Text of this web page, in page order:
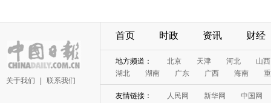
关于我们 联系我们
首页 时政 资讯 财经
地方频道： 北京 天津 河北
山西
湖北
湖南 广东 广西 海南
友情链接： 人民网 新华网
中国网